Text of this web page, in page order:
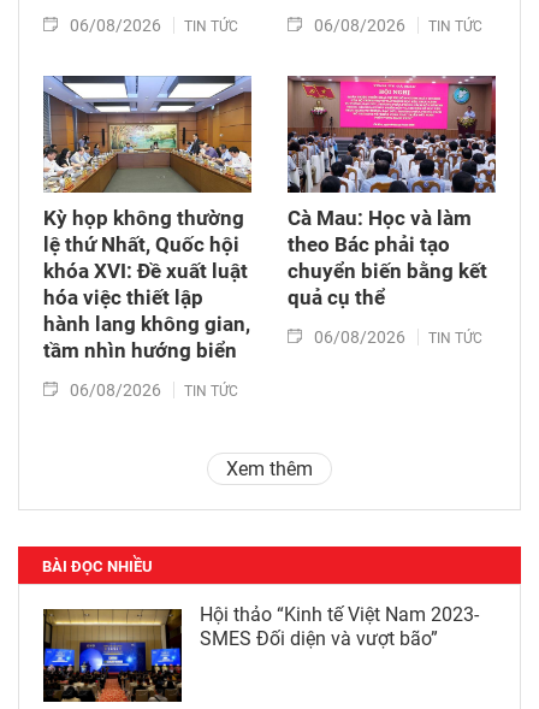
06/08/2026 TIN TỨC 06/08/2026 TIN TỨC
Kỳ họp không thường
lệ thứ Nhất, Quốc hội
khóa XVI: Đề xuất luật
hóa việc thiết lập
hành lang không gian,
tầm nhìn hướng biển
06/08/2026 TIN TỨC
Cà Mau: Học và làm
theo Bác phải tạo
chuyển biến bằng kết
quả cụ thể
06/08/2026 TIN TỨC
Xem thêm
BÀI ĐỌC NHIỀU
Hội thảo “Kinh tế Việt Nam 2023-
SMES Đối diện và vượt bão”